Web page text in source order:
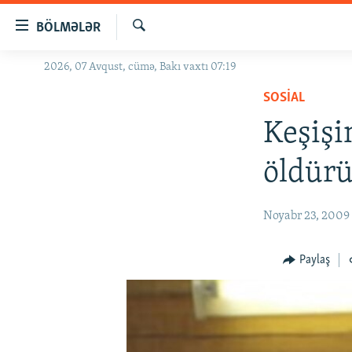
BÖLMƏLƏR
GÜNDƏM
Axtar
2026, 07 Avqust, cümə, Bakı vaxtı 07:19
SOSIAL
Noyabr 23, 2009
Paylaş